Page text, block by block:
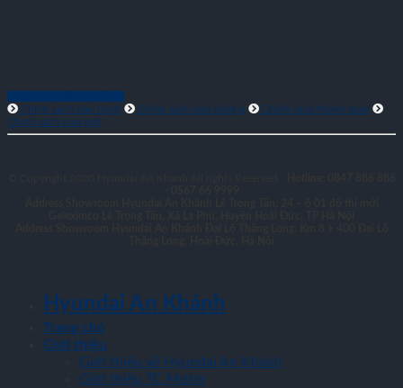
Chính sách bảo hành
Chính sách bảo dưỡng
Chính sách thanh toán
Chính sách bảo mật
Hyundai An Khánh
Trang chủ
Giới thiệu
Giới thiệu về Hyundai An Khánh
Giới thiệu TC Motor